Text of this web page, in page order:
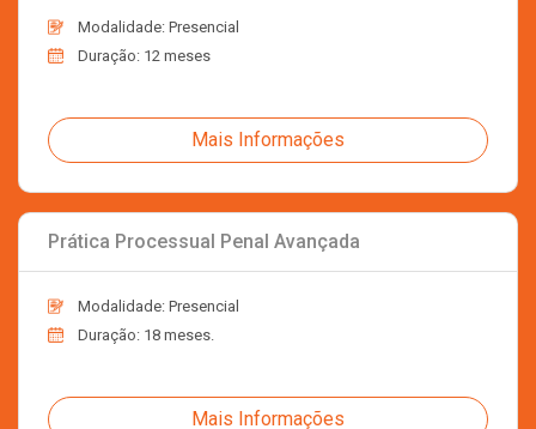
Modalidade: Presencial
Duração: 12 meses
Mais Informações
Prática Processual Penal Avançada
Modalidade: Presencial
Duração: 18 meses.
Mais Informações